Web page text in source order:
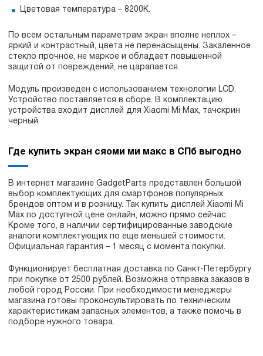
Цветовая температура – 8200K.
По всем остальным параметрам экран вполне неплох –
яркий и контрастный, цвета не перенасыщены. Закаленное
стекло прочное, не маркое и обладает повышенной
защитой от повреждений, не царапается.
Модуль произведен с использованием технологии LCD.
Устройство поставляется в сборе. В комплектацию
устройства входит дисплей для Xiaomi Mi Max, тачскрин
черный.
Где купить экран сяоми ми макс в СПб выгодно
В интернет магазине GadgetParts представлен большой
выбор комплектующих для смартфонов популярных
брендов оптом и в розницу. Так купить дисплей Xiaomi Mi
Max по доступной цене онлайн, можно прямо сейчас.
Кроме того, в наличии сертифицированные заводские
аналоги комплектующих по еще меньшей стоимости.
Официальная гарантия – 1 месяц с момента покупки.
Функционирует бесплатная доставка по Санкт-Петербургу
при покупке от 2500 рублей. Возможна отправка заказов в
любой город России. При необходимости менеджеры
магазина готовы проконсультировать по техническим
характеристикам запасных элементов, а также помочь в
подборе нужного товара.